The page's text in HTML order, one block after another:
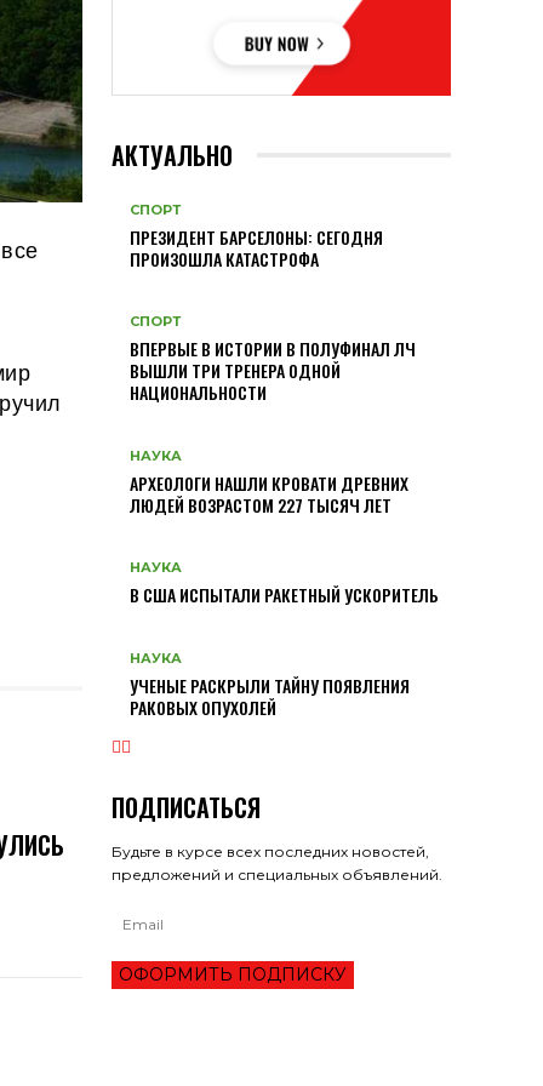
АКТУАЛЬНО
СПОРТ
ПРЕЗИДЕНТ БАРСЕЛОНЫ: СЕГОДНЯ
ПРОИЗОШЛА КАТАСТРОФА
СПОРТ
ВПЕРВЫЕ В ИСТОРИИ В ПОЛУФИНАЛ ЛЧ
ВЫШЛИ ТРИ ТРЕНЕРА ОДНОЙ
НАЦИОНАЛЬНОСТИ
НАУКА
АРХЕОЛОГИ НАШЛИ КРОВАТИ ДРЕВНИХ
ЛЮДЕЙ ВОЗРАСТОМ 227 ТЫСЯЧ ЛЕТ
НАУКА
В США ИСПЫТАЛИ РАКЕТНЫЙ УСКОРИТЕЛЬ
НАУКА
УЧЕНЫЕ РАСКРЫЛИ ТАЙНУ ПОЯВЛЕНИЯ
РАКОВЫХ ОПУХОЛЕЙ
ПОДПИСАТЬСЯ
Будьте в курсе всех последних новостей,
предложений и специальных объявлений.
ОФОРМИТЬ ПОДПИСКУ